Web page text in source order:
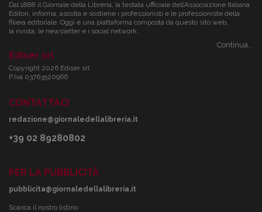
Dal 1888 il Giornale della Libreria, la testata ufficiale dell’Associazione Italiana
Editori, informa, ascolta e sostiene i professionisti e le professioniste della
filiera editoriale. Oggi è una piattaforma composta da questo sito web,
la rivista, le newsletter e i social network.
Continua...
Ediser srl
Copyright 2026 Ediser srl
P.Iva 03763520966
CONTATTACI
redazione@giornaledellalibreria.it
+39 02 89280802
PER LA PUBBLICITÀ
pubblicita@giornaledellalibreria.it
Scarica il nostro listino